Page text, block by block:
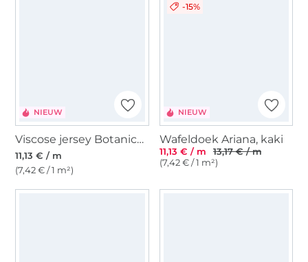
NIEUW
Viscose jersey Botanical Meadow, olijfgroen
11,13 € / m
(7,42 € / 1 m²)
NIEUW
-15%
Wafeldoek Ariana, kaki
11,13 € / m
13,17 € / m
(7,42 € / 1 m²)